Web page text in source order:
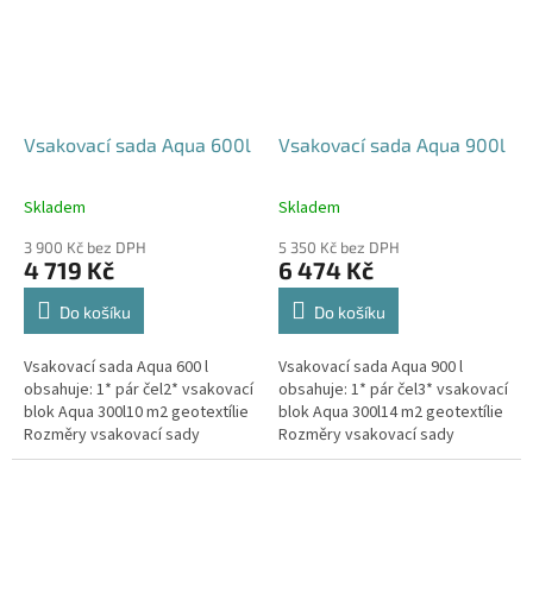
Vsakovací sada Aqua 600l
Průměrné
produktu
je
5,0
hvězdiček.
Skladem
3 900 Kč bez DPH
4 719 Kč
Do košíku
Vsakovací sada Aqua 600 l
obsahuje: 1* pár čel2* vsakovací
blok Aqua 300l10 m2 geotextílie
Rozměry vsakovací sady
240x80x52 cm Nesedí vám
Vsakovací sada Aqua 900l
Průměrné
produktu
je
5,0
hvězdiček.
Skladem
5 350 Kč bez DPH
6 474 Kč
Do košíku
Vsakovací sada Aqua 900 l
obsahuje: 1* pár čel3* vsakovací
blok Aqua 300l14 m2 geotextílie
Rozměry vsakovací sady
360x80x52 cm Nesedí vám